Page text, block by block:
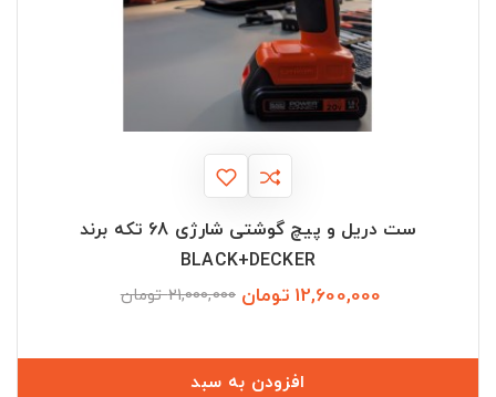
ست دریل و پیچ گوشتی شارژی 68 تکه برند
BLACK+DECKER
12,600,000 تومان 21,000,000 تومان
افزودن به سبد